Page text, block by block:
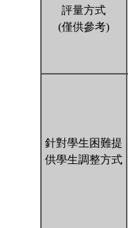
評量方式
(僅供參考)
針對學生困難提
供學生調整方式